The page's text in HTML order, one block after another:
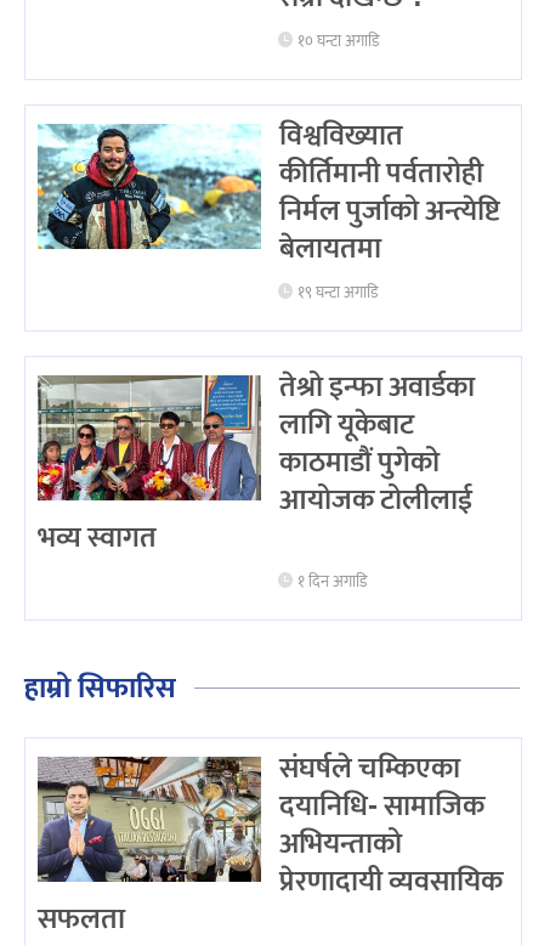
१० घन्टा अगाडि
विश्वविख्यात
कीर्तिमानी पर्वतारोही
निर्मल पुर्जाको अन्त्येष्टि
बेलायतमा
१९ घन्टा अगाडि
तेश्रो इन्फा अवार्डका
लागि यूकेबाट
काठमाडौं पुगेको
आयोजक टोलीलाई
भव्य स्वागत
१ दिन अगाडि
हाम्रो सिफारिस
संघर्षले चम्किएका
दयानिधि- सामाजिक
अभियन्ताको
प्रेरणादायी व्यवसायिक
सफलता